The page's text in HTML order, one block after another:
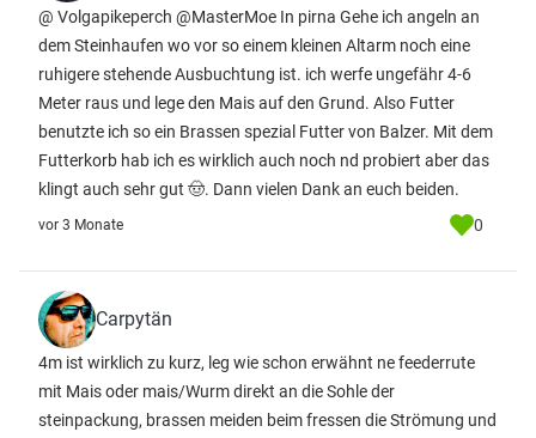
@ Volgapikeperch @MasterMoe In pirna Gehe ich angeln an
dem Steinhaufen wo vor so einem kleinen Altarm noch eine
ruhigere stehende Ausbuchtung ist. ich werfe ungefähr 4-6
Meter raus und lege den Mais auf den Grund. Also Futter
benutzte ich so ein Brassen spezial Futter von Balzer. Mit dem
Futterkorb hab ich es wirklich auch noch nd probiert aber das
klingt auch sehr gut 🤠. Dann vielen Dank an euch beiden.
vor 3 Monate 0
Carpytän
4m ist wirklich zu kurz, leg wie schon erwähnt ne feederrute
mit Mais oder mais/Wurm direkt an die Sohle der
steinpackung, brassen meiden beim fressen die Strömung und